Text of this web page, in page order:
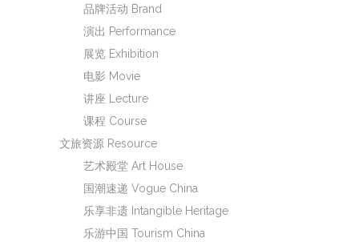
品牌活动 Brand
演出 Performance
展览 Exhibition
电影 Movie
讲座 Lecture
课程 Course
文旅资源 Resource
艺术殿堂 Art House
国潮速递 Vogue China
乐享非遗 Intangible Heritage
乐游中国 Tourism China